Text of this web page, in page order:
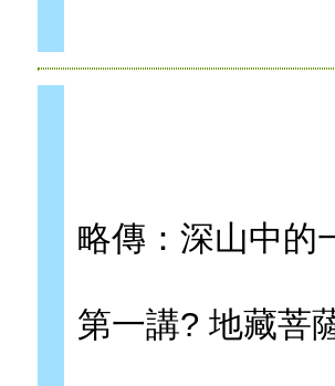
略傳：深山中的
第一講? 地藏菩